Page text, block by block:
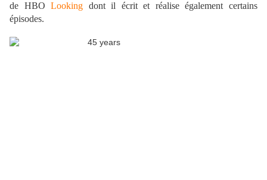
de HBOLooking dont il écrit et réalise également certains
épisodes.